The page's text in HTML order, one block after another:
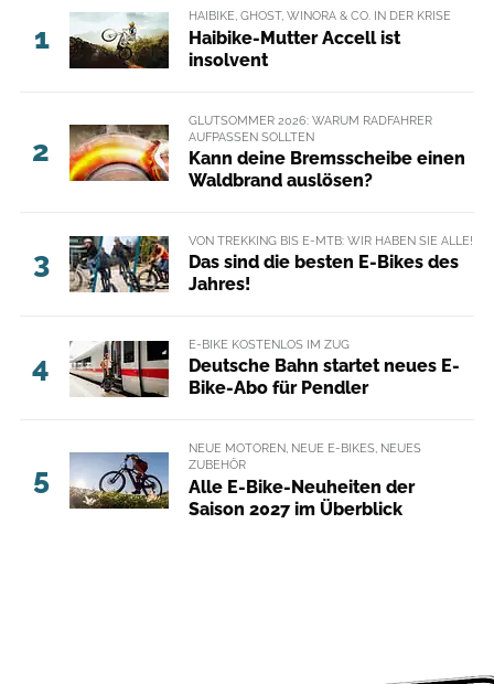
1
HAIBIKE, GHOST, WINORA & CO. IN DER KRISE
Haibike-Mutter Accell ist
insolvent
2
GLUTSOMMER 2026: WARUM RADFAHRER
AUFPASSEN SOLLTEN
Kann deine Bremsscheibe einen
Waldbrand auslösen?
3
VON TREKKING BIS E-MTB: WIR HABEN SIE ALLE!
Das sind die besten E-Bikes des
Jahres!
4
E-BIKE KOSTENLOS IM ZUG
Deutsche Bahn startet neues E-
Bike-Abo für Pendler
5
NEUE MOTOREN, NEUE E-BIKES, NEUES
ZUBEHÖR
Alle E-Bike-Neuheiten der
Saison 2027 im Überblick